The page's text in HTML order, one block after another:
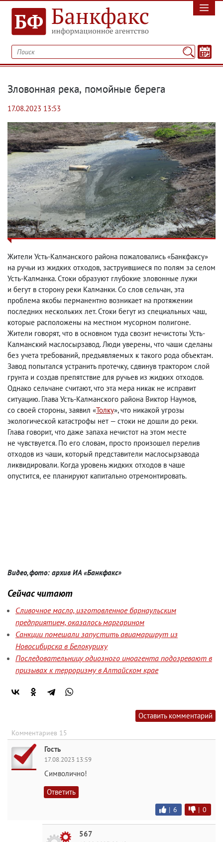
Зловонная река, помойные берега
17.08.2023 13:53
Жители Усть-Калманского района пожаловались «Банкфаксу»
на ручьи из жидких отходов, заструившиеся по полям за селом
Усть-Калманка. Стоки образуют глубокие зловонные лужи
и бегут в сторону реки Калманки. Со слов сельчан, эта
проблема якобы перманентно возникает на протяжении
последних нескольких лет. Стоки бегут из специальных чаш,
которые расположены на местном мусорном полигоне.
Жители говорят, что в основном туда свозит нечистоты Усть-
Калманский маслосырзавод. Люди уверены, что чаши сделаны
без учета требований, предъявляемых к такого рода объектам.
Завод попытался устранить протечку, сдвинув трактором слой
грунта и создав препятствие для ручьев из жидких отходов.
Однако сельчане считают, что эта мера никак не исправит
ситуацию. Глава Усть-Калманского района Виктор Наумов,
со своей стороны, заявил «Толку», что никакой угрозы
экологической катастрофы нет — стоки не дошли до реки.
Глава говорит, что даже запаха нечистот на этом месте
не чувствуется. По его словам, просто произошел перелив
отходов из чаши, который представители маслосырзавода
ликвидировали. Когда уровень жидких отходов в чаше
опустится, ее планируют капитально отремонтировать.
Видео, фото: архив ИА «Банкфакс»
Сейчас читают
Сливочное масло, изготовленное барнаульским
предприятием, оказалось маргарином
Санкции помешали запустить авиамаршрут из
Новосибирска в Белокуриху
Последовательницу одиозного иноагента подозревают в
призывах к терроризму в Алтайском крае
Оставить комментарий
Комментариев 15
Гость
17.08.2023 13:59
Символично!
Ответить
| 6 | 0
567